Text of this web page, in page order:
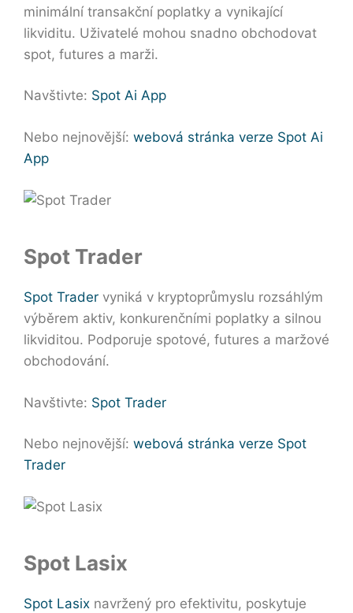
minimální transakční poplatky a vynikající
likviditu. Uživatelé mohou snadno obchodovat
spot, futures a marži.
Navštivte: Spot Ai App
Nebo nejnovější: webová stránka verze Spot Ai
App
Spot Trader
Spot Trader vyniká v kryptoprůmyslu rozsáhlým
výběrem aktiv, konkurenčními poplatky a silnou
likviditou. Podporuje spotové, futures a maržové
obchodování.
Navštivte: Spot Trader
Nebo nejnovější: webová stránka verze Spot
Trader
Spot Lasix
Spot Lasix navržený pro efektivitu, poskytuje